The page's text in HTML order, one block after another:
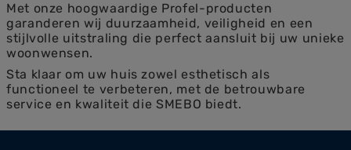
Met onze hoogwaardige Profel-producten
garanderen wij duurzaamheid, veiligheid en een
stijlvolle uitstraling die perfect aansluit bij uw unieke
woonwensen.
Sta klaar om uw huis zowel esthetisch als
functioneel te verbeteren, met de betrouwbare
service en kwaliteit die SMEBO biedt.